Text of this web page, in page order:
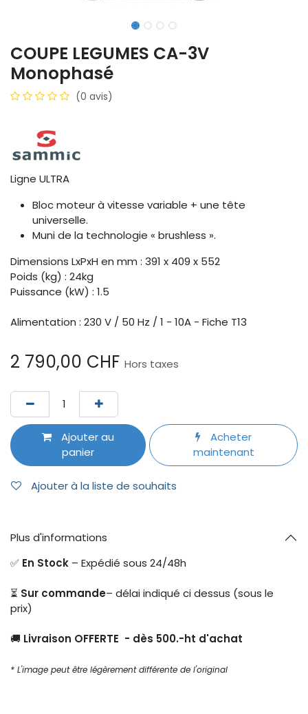
COUPE LEGUMES CA-3V
Monophasé
(0 avis)
Ligne ULTRA
Bloc moteur à vitesse variable + une tête
universelle.
Muni de la technologie « brushless ».
Dimensions LxPxH en mm : 391 x 409 x 552
Poids (kg) : 24kg
Puissance (kW) : 1.5
Alimentation : 230 V / 50 Hz / 1 - 10A - Fiche T13
2 790,00 CHF Hors taxes
Ajouter au
panier
Acheter
maintenant
Ajouter à la liste de souhaits
Plus d'informations
✅ En Stock – Expédié sous 24/48h
⏳ Sur commande– délai indiqué ci dessus (sous le
prix)
🚚 Livraison OFFERTE - dès 500.-ht d'achat
* L'image peut être légèrement différente de l'original